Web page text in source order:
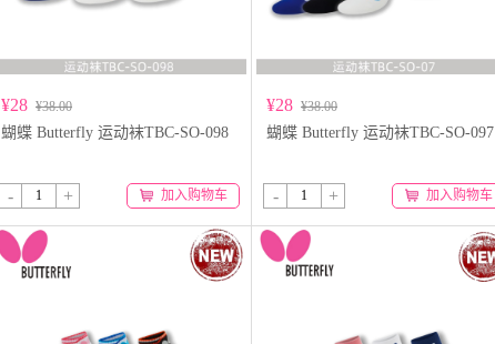
¥28 ¥38.00
蝴蝶 Butterfly 运动袜TBC-SO-098
- + 加入购物车
¥28 ¥38.00
蝴蝶 Butterfly 运动袜TBC-SO-097
- + 加入购物车